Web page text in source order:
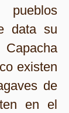
data su
existen
de
en el